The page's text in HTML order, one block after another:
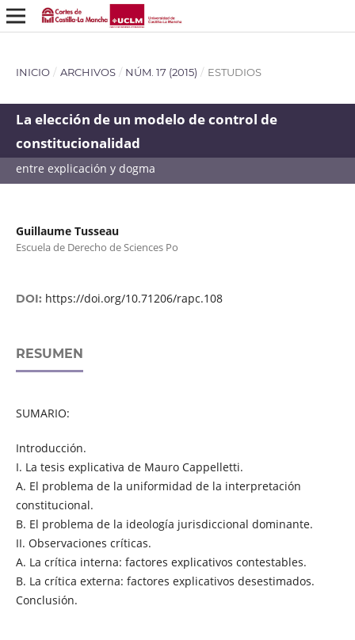
INICIO / ARCHIVOS / NÚM. 17 (2015) / ESTUDIOS
La elección de un modelo de control de
constitucionalidad
entre explicación y dogma
Guillaume Tusseau
Escuela de Derecho de Sciences Po
DOI: https://doi.org/10.71206/rapc.108
RESUMEN
SUMARIO:
Introducción.
I. La tesis explicativa de Mauro Cappelletti.
A. El problema de la uniformidad de la interpretación
constitucional.
B. El problema de la ideología jurisdiccional dominante.
II. Observaciones críticas.
A. La crítica interna: factores explicativos contestables.
B. La crítica externa: factores explicativos desestimados.
Conclusión.